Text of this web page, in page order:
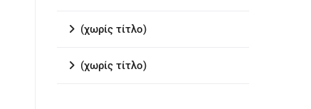
(χωρίς τίτλο)
(χωρίς τίτλο)